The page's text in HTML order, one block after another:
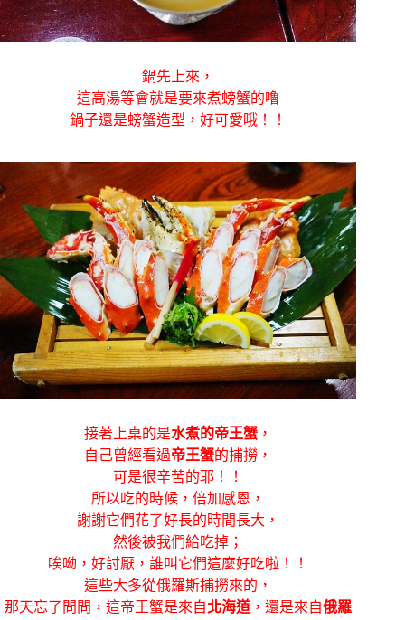
鍋先上來，
這高湯等會就是要來煮螃蟹的嚕
鍋子還是螃蟹造型，好可愛哦！！
接著上桌的是水煮的帝王蟹 ，
自己曾經看過帝王蟹的捕撈，
可是很辛苦的耶！！
所以吃的時候，倍加感恩，
謝謝它們花了好長的時間長大，
然後被我們給吃掉；
唉呦，好討厭，誰叫它們這麼好吃啦！！
這些大多從俄羅斯捕撈來的，
那天忘了問問，這帝王蟹是來自北海道 ，還是來自俄羅